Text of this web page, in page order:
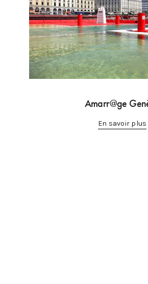
Amarr@ge
En savoir plus